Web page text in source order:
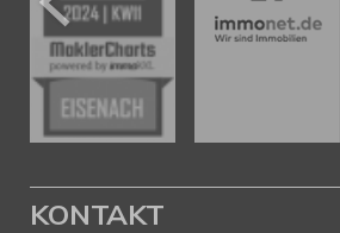
KONTAKT